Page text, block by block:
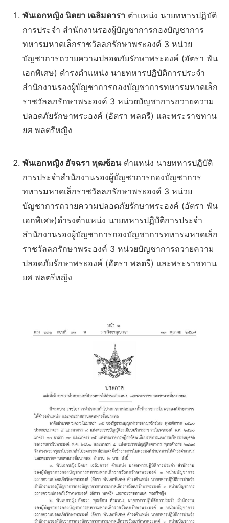
พันเอกหญิง นิตยา เฉลิมดารา ตำแหน่ง นายทหารปฏิบัติ
การประจำ สำนักงานรองผู้บัญชาการกองบัญชาการ
ทหารมหาดเล็กราชวัลลภรักษาพระองค์ 3 หน่วย
บัญชาการถวายความปลอดภัยรักษาพระองค์ (อัตรา พัน
เอกพิเศษ) ดำรงตำแหน่ง นายทหารปฏิบัติการประจำ
สำนักงานรองผู้บัญชาการกองบัญชาการทหารมหาดเล็ก
ราชวัลลภรักษาพระองค์ 3 หน่วยบัญชาการถวายความ
ปลอดภัยรักษาพระองค์ (อัตรา พลตรี) และพระราชทาน
ยศ พลตรีหญิง
พันเอกหญิง อัจฉรา พุฒซ้อนตำแหน่ง นายทหารปฏิบัติ
การประจำสำนักงานรองผู้บัญชาการกองบัญชาการ
ทหารมหาดเล็กราชวัลลภรักษาพระองค์ 3 หน่วย
บัญชาการถวายความปลอดภัยรักษาพระองค์ (อัตรา พัน
เอกพิเศษ)ดำรงตำแหน่ง นายทหารปฏิบัติการประจำ
สำนักงานรองผู้บัญชาการกองบัญชาการทหารมหาดเล็ก
ราชวัลลภรักษาพระองค์ 3 หน่วยบัญชาการถวายความ
ปลอดภัยรักษาพระองค์ (อัตรา พลตรี) และพระราชทาน
ยศ พลตรีหญิง